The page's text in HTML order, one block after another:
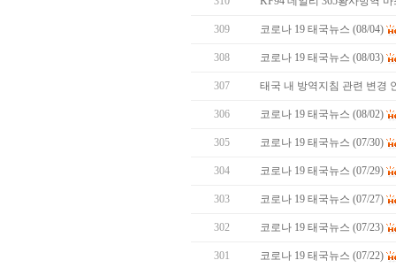
309 코로나 19 태국뉴스 (08/04)
308 코로나 19 태국뉴스 (08/03)
307 태국 내 방역지침 관련 변경
306 코로나 19 태국뉴스 (08/02)
305 코로나 19 태국뉴스 (07/30)
304 코로나 19 태국뉴스 (07/29)
303 코로나 19 태국뉴스 (07/27)
302 코로나 19 태국뉴스 (07/23)
301 코로나 19 태국뉴스 (07/22)